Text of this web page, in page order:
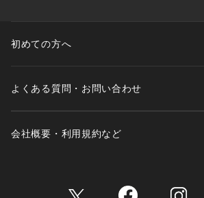
初めての方へ
よくある質問・お問い合わせ
会社概要・利用規約など